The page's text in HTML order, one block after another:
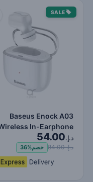
SALE
Baseus Enock A03
In-Earphone
White
د.إ.54.00
د.إ. 84.00 خصم36%